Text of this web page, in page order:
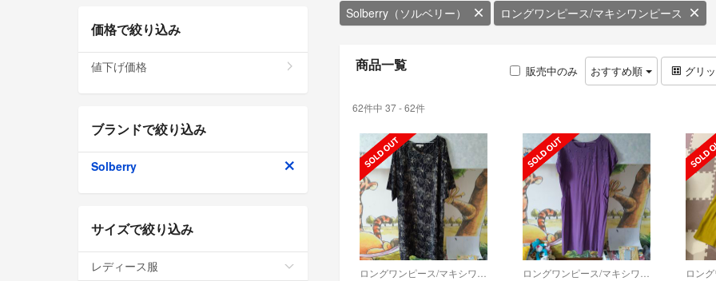
Solberry（ソルベリー） ロングワンピース/マキシワンピース
商品一覧 販売中のみ おすすめ順 グリ
62件中 37 - 62件
ロングワンピース/マキシワンピース ロングワンピース/マキシワンピース
価格で絞り込み
値下げ価格
ブランドで絞り込み
Solberry
サイズで絞り込み
レディース服